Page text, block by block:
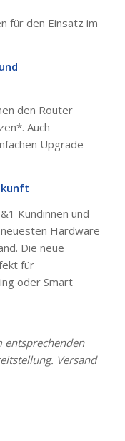
für den Einsatz im
den Router
Auch
Upgrade-
Kundinnen und
Hardware
Die neue
für
oder Smart
entsprechenden
Versand